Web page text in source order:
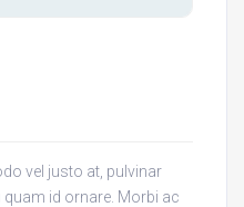
vel justo at, pulvinar
id ornare. Morbi ac